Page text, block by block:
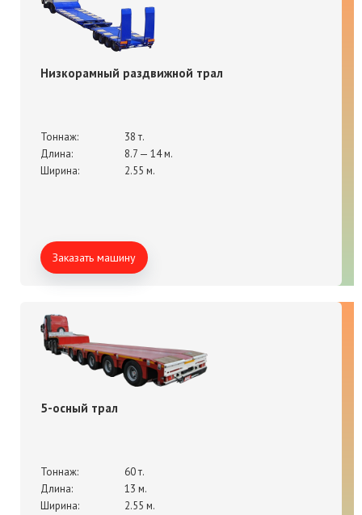
Низкорамный раздвижной трал
Тоннаж:
38 т.
Длина:
8.7 — 14 м.
Ширина:
2.55 м.
Заказать машину
5-осный трал
Тоннаж:
60 т.
Длина:
13 м.
Ширина:
2.55 м.